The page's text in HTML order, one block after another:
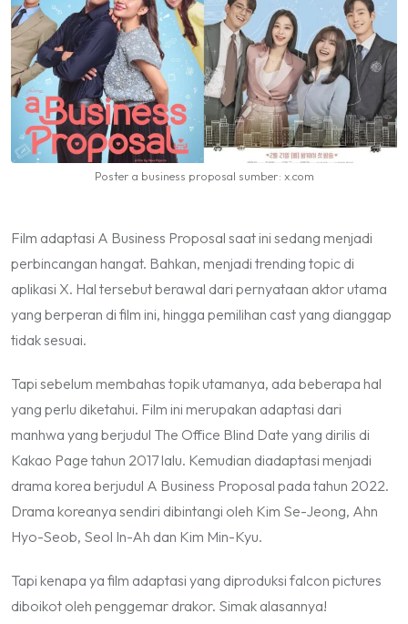
Poster a business proposal sumber: x.com
Film adaptasi A Business Proposal saat ini sedang menjadi
perbincangan hangat. Bahkan, menjadi trending topic di
aplikasi X. Hal tersebut berawal dari pernyataan aktor utama
yang berperan di film ini, hingga pemilihan cast yang dianggap
tidak sesuai.
Tapi sebelum membahas topik utamanya, ada beberapa hal
yang perlu diketahui. Film ini merupakan adaptasi dari
manhwa yang berjudul The Office Blind Date yang dirilis di
Kakao Page tahun 2017 lalu. Kemudian diadaptasi menjadi
drama korea berjudul A Business Proposal pada tahun 2022.
Drama koreanya sendiri dibintangi oleh Kim Se-Jeong, Ahn
Hyo-Seob, Seol In-Ah dan Kim Min-Kyu.
Tapi kenapa ya film adaptasi yang diproduksi falcon pictures
diboikot oleh penggemar drakor. Simak alasannya!